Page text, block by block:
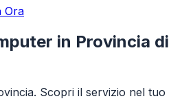
Ora
in Provincia di
Scopri il servizio nel tuo